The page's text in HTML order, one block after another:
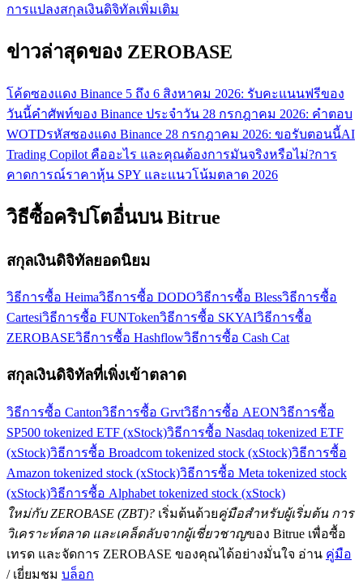
การแปลงสกุลเงินดิจิทัลเพิ่มเติม
ข่าวล่าสุดของ ZEROBASE
โค้ดซองแดง Binance 5 ถึง 6 สิงหาคม 2026: รับคะแนนฟรีของ
วันนี้คำศัพท์ของ Binance ประจำวัน 28 กรกฎาคม 2026: คำตอบ
WOTDรหัสซองแดง Binance 28 กรกฎาคม 2026: ขอรับตอนนี้AI
Trading Copilot คืออะไร และคุณต้องการมันจริงหรือไม่?การ
คาดการณ์ราคาหุ้น SPY และแนวโน้มตลาด 2026
วิธีซื้อคริปโตอื่นบน Bitrue
สกุลเงินดิจิทัลยอดนิยม
วิธีการซื้อ Heimaวิธีการซื้อ DODOวิธีการซื้อ Blessวิธีการซื้อ
Cartesiวิธีการซื้อ FUNTokenวิธีการซื้อ SKYAIวิธีการซื้อ
ZEROBASEวิธีการซื้อ Hashflowวิธีการซื้อ Cash Cat
สกุลเงินดิจิทัลที่เพิ่งเข้าตลาด
วิธีการซื้อ Cantonวิธีการซื้อ Grvtวิธีการซื้อ AEONวิธีการซื้อ
SP500 tokenized ETF (xStock)วิธีการซื้อ Nasdaq tokenized ETF
(xStock)วิธีการซื้อ Broadcom tokenized stock (xStock)วิธีการซื้อ
Amazon tokenized stock (xStock)วิธีการซื้อ Meta tokenized stock
(xStock)วิธีการซื้อ Alphabet tokenized stock (xStock)
ใหม่กับ ZEROBASE (ZBT)? เริ่มต้นด้วยคู่มือสำหรับผู้เริ่มต้น การ
วิเคราะห์ตลาด และเคล็ดลับจากผู้เชี่ยวชาญของ Bitrue เพื่อซื้อ
เทรด และจัดการ ZEROBASE ของคุณได้อย่างมั่นใจ อ่าน คู่มือ
/ เยี่ยมชม บล็อก